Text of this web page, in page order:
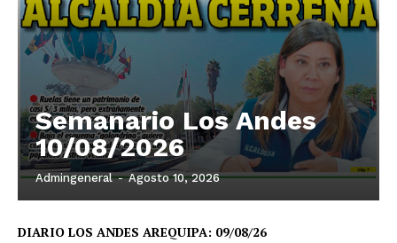
Semanario Los Andes
10/08/2026
Admingeneral - Agosto 10, 2026
DIARIO LOS ANDES AREQUIPA: 09/08/26